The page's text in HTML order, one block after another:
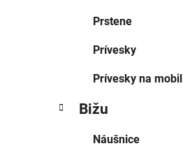
Prstene
Prívesky
Prívesky na mobil
Bižu
Náušnice